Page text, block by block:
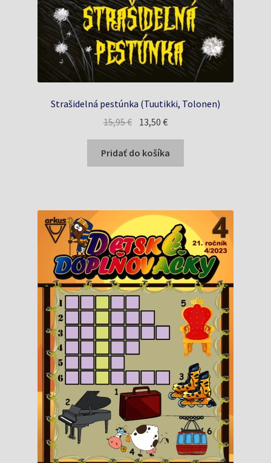
Strašidelná pestúnka (Tuutikki, Tolonen)
15,95€ Pôvodná
cena
bola:
15,95 €.
13,50€Aktuálna
cena
je:
13,50 €.
Pridať do košíka